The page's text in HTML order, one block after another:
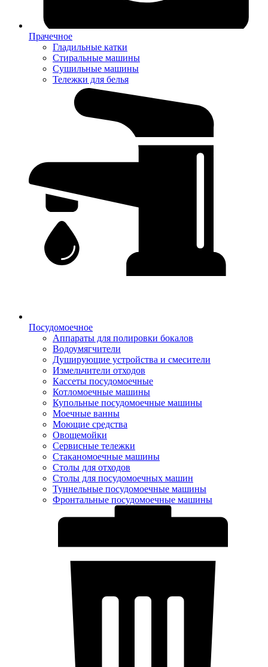
Прачечное
Гладильные катки
Стиральные машины
Сушильные машины
Тележки для белья
Посудомоечное
Аппараты для полировки бокалов
Водоумягчители
Душирующие устройства и смесители
Измельчители отходов
Кассеты посудомоечные
Котломоечные машины
Купольные посудомоечные машины
Моечные ванны
Моющие средства
Овощемойки
Сервисные тележки
Стаканомоечные машины
Столы для отходов
Столы для посудомоечных машин
Туннельные посудомоечные машины
Фронтальные посудомоечные машины